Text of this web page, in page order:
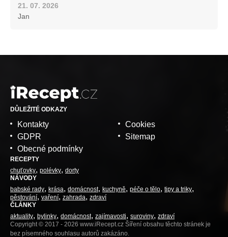
21. 07. 2026
Jan
DŮLEŽITÉ ODKAZY
Kontakty
GDPR
Obecné podmínky
Cookies
Sitemap
RECEPTY
chuťovky polévky dorty
NÁVODY
babské rady
krása domácnost kuchyně péče o tělo tipy a triky
pěstování vaření zahrada zdraví
ČLÁNKY
aktuality
bylinky domácnost zajímavosti suroviny zdraví
Copyright © 2017 - 2026 www.iRecept.cz Šíření obsahu těchto stránek je
bez písemného souhlasu autorů zakázáno.